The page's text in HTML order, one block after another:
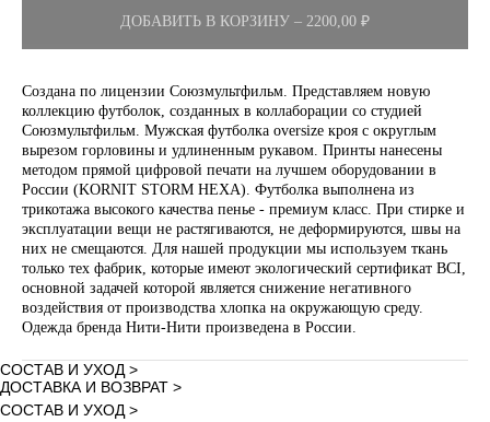
ДОБАВИТЬ В КОРЗИНУ – 2200,00 ₽
Создана по лицензии Союзмультфильм. Представляем новую
коллекцию футболок, созданных в коллаборации со студией
Союзмультфильм. Мужская футболка oversize кроя с округлым
вырезом горловины и удлиненным рукавом. Принты нанесены
методом прямой цифровой печати на лучшем оборудовании в
России (KORNIT STORM HEXA). Футболка выполнена из
трикотажа высокого качества пенье - премиум класс. При стирке и
эксплуатации вещи не растягиваются, не деформируются, швы на
них не смещаются. Для нашей продукции мы используем ткань
только тех фабрик, которые имеют экологический сертификат BCI,
основной задачей которой является снижение негативного
воздействия от производства хлопка на окружающую среду.
Одежда бренда Нити-Нити произведена в России.
СОСТАВ И УХОД >
ДОСТАВКА И ВОЗВРАТ >
СОСТАВ И УХОД >